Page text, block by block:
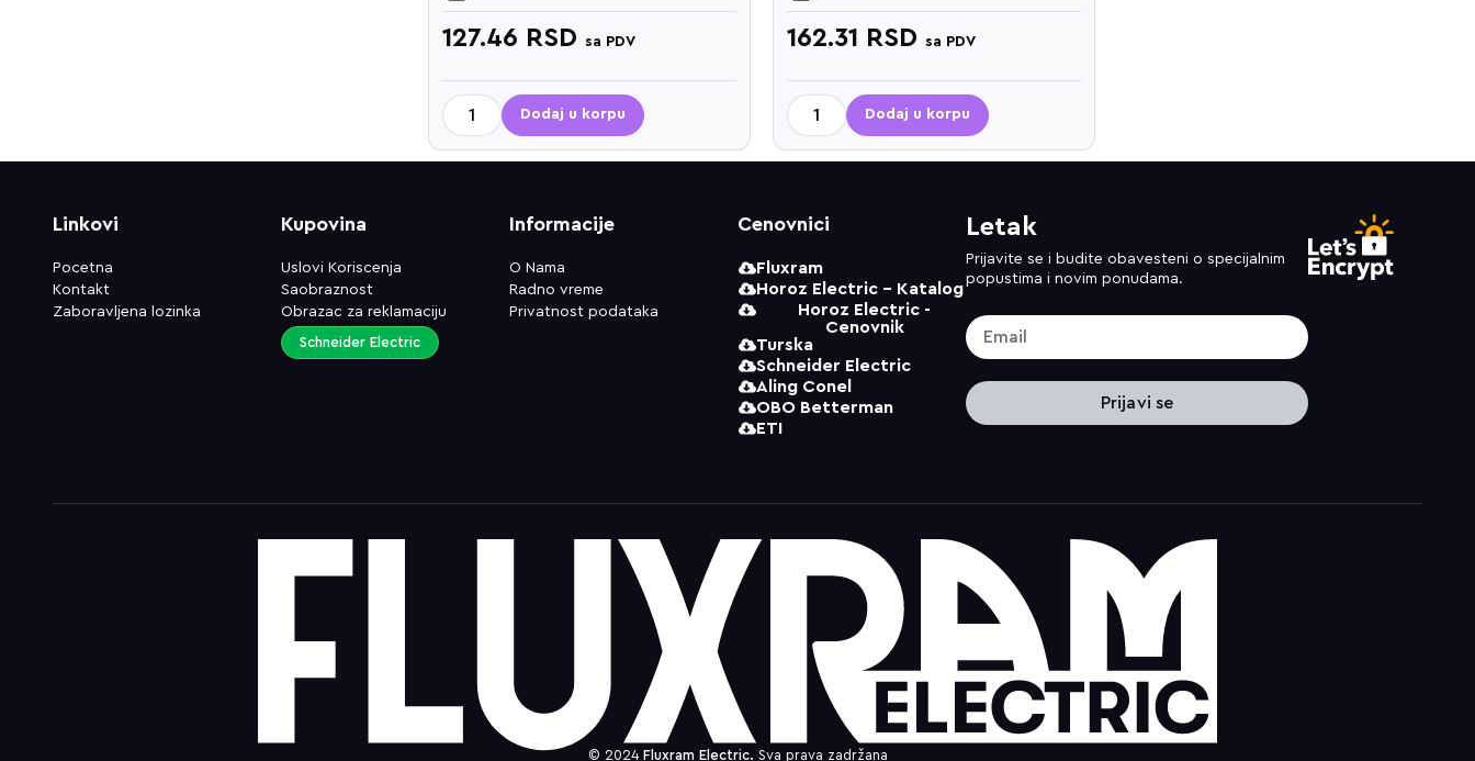
127.46 RSD sa PDV
Dodaj u korpu
162.31 RSD sa PDV
Dodaj u korpu
Linkovi
Pocetna
Kontakt
Zaboravljena lozinka
Kupovina
Uslovi Koriscenja
Saobraznost
Obrazac za reklamaciju
Schneider Electric
Informacije
O Nama
Radno vreme
Privatnost podataka
Cenovnici
Fluxram
Horoz Electric - Katalog
Horoz Electric -
Cenovnik
Turska
Schneider Electric
Aling Conel
OBO Betterman
ETI
Letak
Prijavite se i budite obavesteni o specijalnim
popustima i novim ponudama.
Prijavi se
© 2024 Fluxram Electric. Sva prava zadržana